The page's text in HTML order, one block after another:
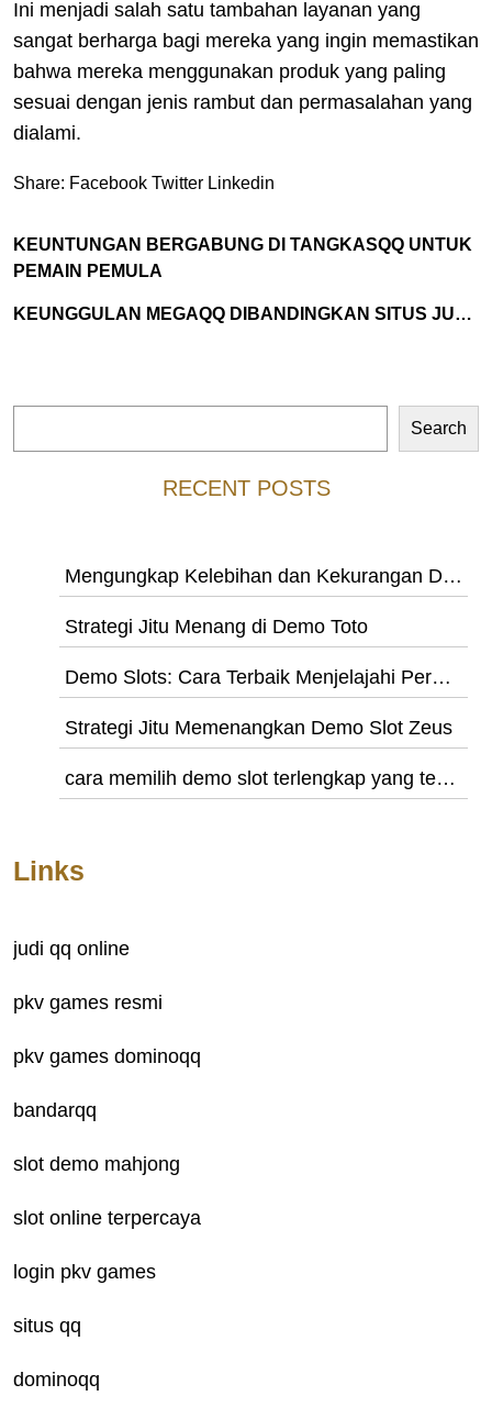
Ini menjadi salah satu tambahan layanan yang
sangat berharga bagi mereka yang ingin memastikan
bahwa mereka menggunakan produk yang paling
sesuai dengan jenis rambut dan permasalahan yang
dialami.
Share: Facebook Twitter Linkedin
KEUNTUNGAN BERGABUNG DI TANGKASQQ UNTUK
PEMAIN PEMULA
KEUNGGULAN MEGAQQ DIBANDINGKAN SITUS JUDI LAIN
Search
RECENT POSTS
Mengungkap Kelebihan dan Kekurangan Demon Slot
Strategi Jitu Menang di Demo Toto
Demo Slots: Cara Terbaik Menjelajahi Permainan Slot
Strategi Jitu Memenangkan Demo Slot Zeus
cara memilih demo slot terlengkap yang tepat
Links
judi qq online
pkv games resmi
pkv games dominoqq
bandarqq
slot demo mahjong
slot online terpercaya
login pkv games
situs qq
dominoqq